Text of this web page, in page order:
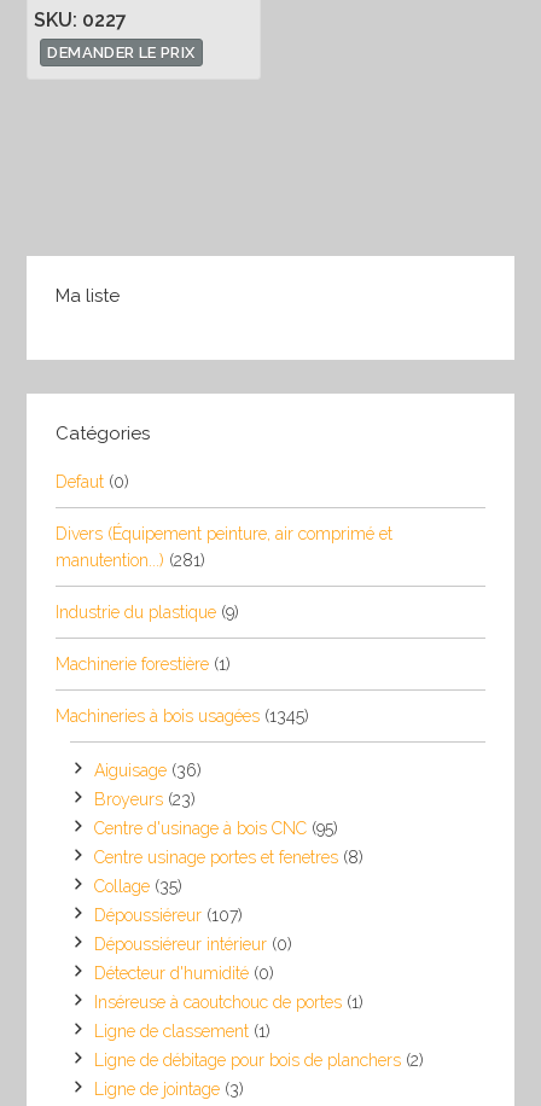
SKU: 0227
DEMANDER LE PRIX
Ma liste
Catégories
Defaut (0)
Divers (Équipement peinture, air comprimé et
manutention...) (281)
Industrie du plastique (9)
Machinerie forestière (1)
Machineries à bois usagées (1345)
Aiguisage (36)
Broyeurs (23)
Centre d'usinage à bois CNC (95)
Centre usinage portes et fenetres (8)
Collage (35)
Dépoussiéreur (107)
Dépoussiéreur intérieur (0)
Détecteur d'humidité (0)
Inséreuse à caoutchouc de portes (1)
Ligne de classement (1)
Ligne de débitage pour bois de planchers (2)
Ligne de jointage (3)